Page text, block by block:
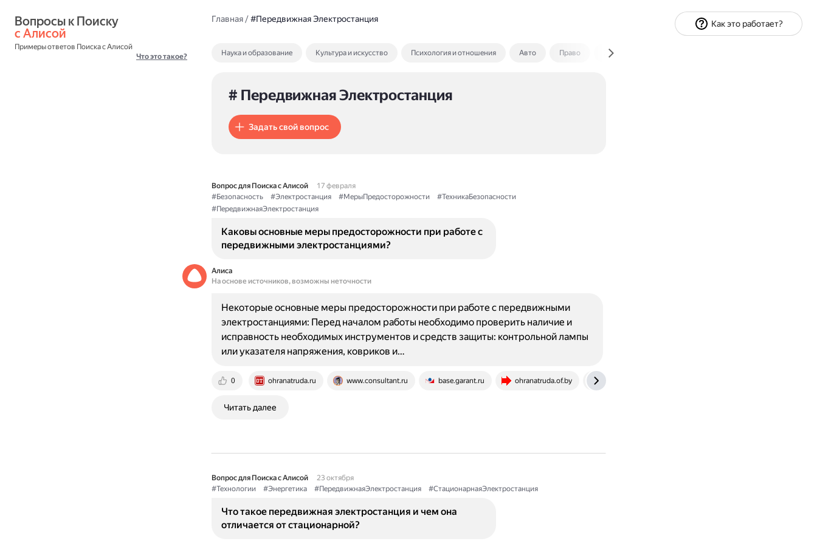
с Алисой
Примеры ответов Поиска с Алисой
Что это такое?
Главная/#Передвижная Электростанция
Наука и образование Культура и искусство Психология и отношения Авто Право Экономика и финансы
# Передвижная Электростанция
Задать свой вопрос
Вопрос для Поиска с Алисой
17 февраля
#Безопасность
#Электростанция #МерыПредосторожности
#ТехникаБезопасности
#ПередвижнаяЭлектростанция
Каковы основные меры предосторожности при работе с
передвижными электростанциями?
Алиса
На основе источников, возможны неточности
0 ohranatruda.ru www.consultant.ru base.garant.ru ohranatruda.of.by
Некоторые основные меры предосторожности при работе с передвижными
электростанциями: Перед началом работы необходимо проверить наличие и
исправность необходимых инструментов и средств защиты: контрольной лампы
или указателя напряжения, ковриков и…
Читать далее
Вопрос для Поиска с Алисой
23 октября
#Технологии
#Энергетика #ПередвижнаяЭлектростанция #СтационарнаяЭлектростанция
Что такое передвижная электростанция и чем она
отличается от стационарной?
Как это работает?